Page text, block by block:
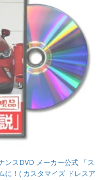
ンスDVD メーカー公式 「ス
に！( カスタマイズ ドレスア